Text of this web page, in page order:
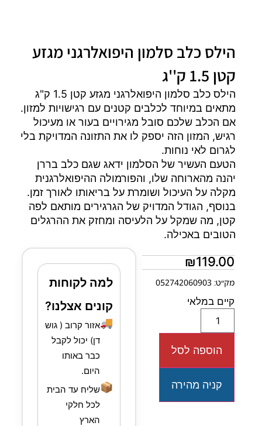
הילס כלב סלמון היפואלרגני מגזע
קטן 1.5 ק''ג
הילס כלב סלמון היפואלרגני מגזע קטן 1.5 ק"ג
מתאים במיוחד לכלבים קטנים עם רגישויות למזון.
אם הכלב שלכם סובל מגירויים בעור או מעיכול
רגיש, המזון הזה יספק לו את התזונה המדויקת בלי
לגרום לאי נוחות.
הטעם העשיר של הסלמון ידאג שגם כלב בררן
יהנה מהארוחה שלו, והפורמולה ההיפואלרגנית
מקלה על העיכול ושומרת על בריאותו לאורך זמן.
בנוסף, הגודל המדויק של הגרגירים מותאם לפה
קטן, מה שמקל על הלעיסה ומחזק את ההרגלים
הטובים באכילה.
₪119.00
מק״ט: 052742060903
קיים במלאי
הוספה לסל
קניה מהירה
למה לקוחות
קונים אצלנו?
🚚אזור קרוב ( גוש
דן) יכול לקבל
כבר באותו
היום.
📦שליח עד הבית
לכל חלקי
הארץ